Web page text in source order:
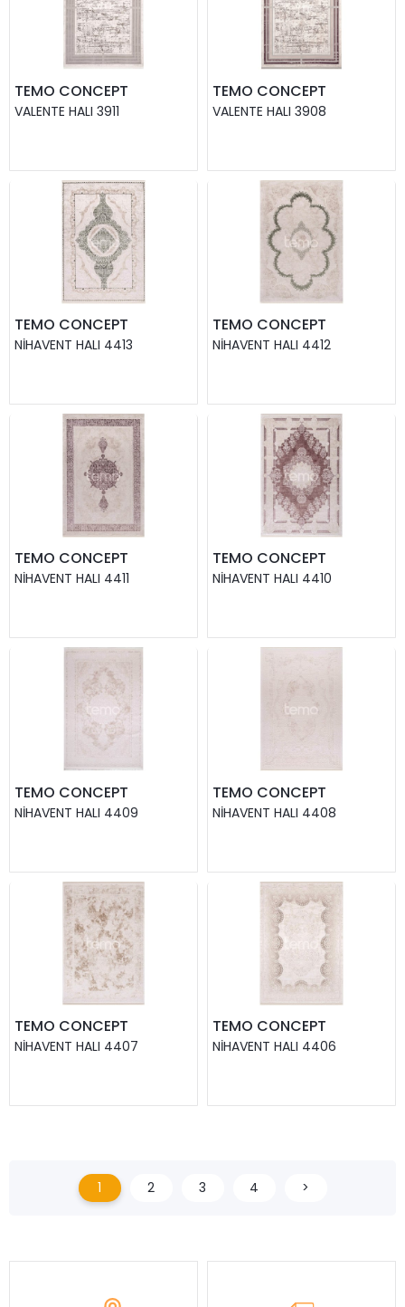
TEMO CONCEPT
VALENTE HALI 3911
TEMO CONCEPT
VALENTE HALI 3908
TEMO CONCEPT
NIHAVENT HALI 4413
TEMO CONCEPT
NIHAVENT HALI 4412
TEMO CONCEPT
NIHAVENT HALI 4411
TEMO CONCEPT
NIHAVENT HALI 4410
TEMO CONCEPT
NIHAVENT HALI 4409
TEMO CONCEPT
NIHAVENT HALI 4408
TEMO CONCEPT
NIHAVENT HALI 4407
TEMO CONCEPT
NIHAVENT HALI 4406
1 2 3 4 >